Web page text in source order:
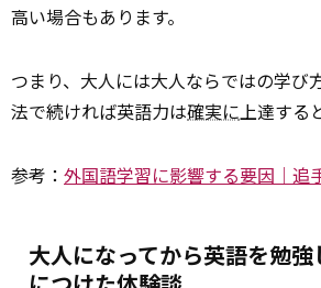
高い場合もあります。
つまり、大人には大人ならではの学び
法で続ければ英語力は確実に上達する
参考： 外国語学習に影響する要因｜追
大人になってから英語を勉